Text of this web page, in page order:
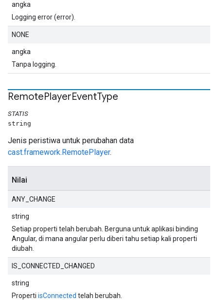
angka
Logging error (error).
NONE
angka
Tanpa logging.
RemotePlayerEventType
STATIS
string
Jenis peristiwa untuk perubahan data
cast.framework.RemotePlayer.
Nilai
ANY_CHANGE
string
Setiap properti telah berubah. Berguna untuk aplikasi binding
Angular, di mana angular perlu diberi tahu setiap kali properti
diubah.
IS_CONNECTED_CHANGED
string
Properti isConnected telah berubah.